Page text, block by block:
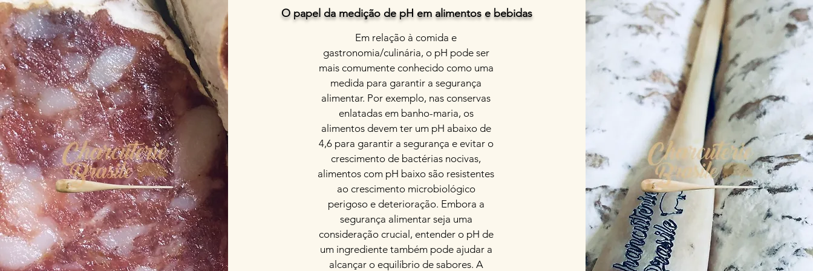
O papel da medição de pH em alimentos e bebidas
Em relação à comida e
gastronomia/culinária, o pH pode ser
mais comumente conhecido como uma
medida para garantir a segurança
alimentar. Por exemplo, nas conservas
enlatadas em banho-maria, os
alimentos devem ter um pH abaixo de
4,6 para garantir a segurança e evitar o
crescimento de bactérias nocivas,
alimentos com pH baixo são resistentes
ao crescimento microbiológico
perigoso e deterioração. Embora a
segurança alimentar seja uma
consideração crucial, entender o pH de
um ingrediente também pode ajudar a
alcançar o equilíbrio de sabores. A